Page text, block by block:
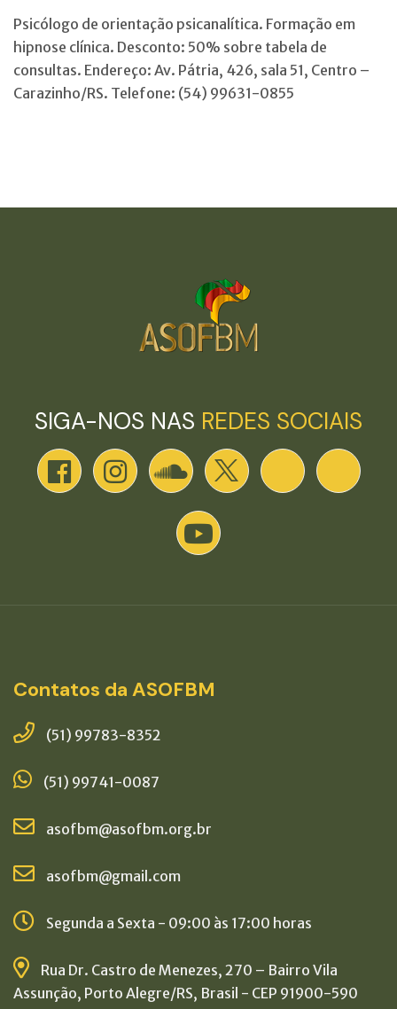
Psicólogo de orientação psicanalítica. Formação em
hipnose clínica. Desconto: 50% sobre tabela de
consultas. Endereço: Av. Pátria, 426, sala 51, Centro –
Carazinho/RS. Telefone: (54) 99631-0855
SIGA-NOS NAS REDES SOCIAIS
Contatos da ASOFBM
(51) 99783-8352
(51) 99741-0087
asofbm@asofbm.org.br
asofbm@gmail.com
Segunda a Sexta - 09:00 às 17:00 horas
Rua Dr. Castro de Menezes, 270 – Bairro Vila
Assunção, Porto Alegre/RS, Brasil - CEP 91900-590